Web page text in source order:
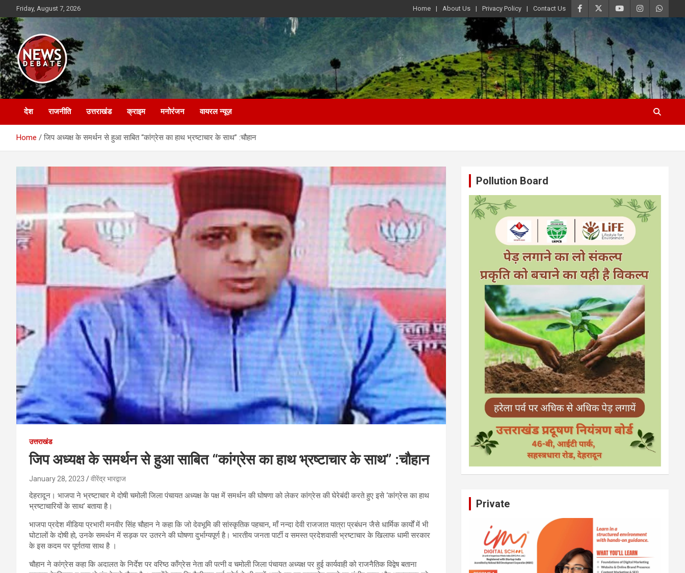
to
content
Friday, August 7, 2026 Home About Us Privacy Policy Contact Us
News Debate
देश राजनीति उत्तराखंड क्राइम मनोरंजन वायरल न्यूज़
Home जिप अध्यक्ष के समर्थन से हुआ साबित “कांग्रेस का हाथ भ्रष्टाचार के साथ” :चौहान
उत्तराखंड
जिप अध्यक्ष के समर्थन से हुआ साबित “कांग्रेस का हाथ भ्रष्टाचार के साथ” :चौहान
January 28, 2023 वीरेंद्र भारद्वाज
देहरादून। भाजपा ने भ्रष्टाचार मे दोषी चमोली जिला पंचायत अध्यक्ष के पक्ष में समर्थन की घोषणा को लेकर कांग्रेस की घेरेबंदी करते हुए इसे ‘कांग्रेस का हाथ
भ्रष्टाचारियों के साथ’ बताया है।
भाजपा प्रदेश मीडिया प्रभारी मनवीर सिंह चौहान ने कहा कि जो देवभूमि की सांस्कृतिक पहचान, माँ नन्दा देवी राजजात यात्रा प्रबंधन जैसे धार्मिक कार्यों में भी
घोटालों के दोषी हो, उनके समर्थन में सड़क पर उतरने की घोषणा दुर्भाग्यपूर्ण है। भारतीय जनता पार्टी व समस्त प्रदेशवासी भ्रष्टाचार के खिलाफ धामी सरकार
के इस कदम पर पूर्णतया साथ है ।
चौहान ने कांग्रेस कहा कि अदालत के निर्देश पर वरिष्ठ कॉंग्रेस नेता की पत्नी व चमोली जिला पंचायत अध्यक्ष पर हुई कार्यवाही को राजनैतिक विद्वेष बताना
Pollution Board
Private